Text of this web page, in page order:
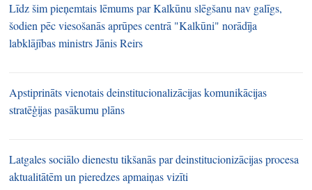
Līdz šim pieņemtais lēmums par Kalkūnu slēgšanu nav galīgs,
šodien pēc viesošanās aprūpes centrā "Kalkūni" norādīja
labklājības ministrs Jānis Reirs
Apstiprināts vienotais deinstitucionalizācijas komunikācijas
stratēģijas pasākumu plāns
Latgales sociālo dienestu tikšanās par deinstitucionizācijas procesa
aktualitātēm un pieredzes apmaiņas vizīti